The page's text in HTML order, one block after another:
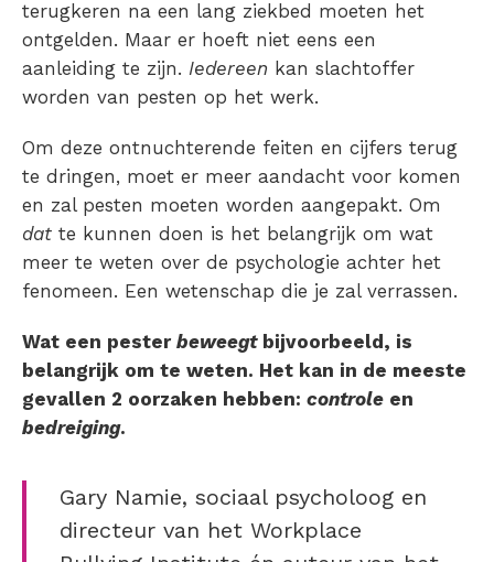
terugkeren na een lang ziekbed moeten het
ontgelden. Maar er hoeft niet eens een
aanleiding te zijn. Iedereen kan slachtoffer
worden van pesten op het werk.
Om deze ontnuchterende feiten en cijfers terug
te dringen, moet er meer aandacht voor komen
en zal pesten moeten worden aangepakt. Om
dat te kunnen doen is het belangrijk om wat
meer te weten over de psychologie achter het
fenomeen. Een wetenschap die je zal verrassen.
Wat een pester beweegt bijvoorbeeld, is
belangrijk om te weten. Het kan in de meeste
gevallen 2 oorzaken hebben: controle en
bedreiging.
Gary Namie, sociaal psycholoog en
directeur van het Workplace